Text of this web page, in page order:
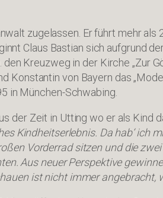
zugelassen. Er führt mehr
Claus Bastian sich aufgrund
Kreuzweg in der Kirche „Zur
von Bayern das
in München-Schwabing.
der Zeit in Utting wo er als Kind
Kindheitserlebnis. Da hab‘ ich
Vorderrad sitzen und die
Aus neuer Perspektive
ist nicht immer angebracht,